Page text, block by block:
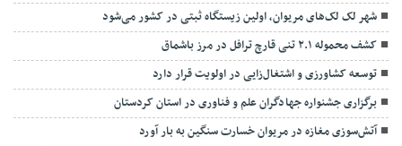
شهر لک لک‌های مریوان، اولین زیستگاه ثبتی در کشور می‌شود
کشف محموله ۲.۱ تنی قارچ ترافل در مرز باشماق
توسعه کشاورزی و اشتغال‌زایی در اولویت قرار دارد
برگزاری جشنواره جهادگران علم و فناوری در استان کردستان
آتش‌سوزی مغازه در مریوان خسارت سنگین به بار آورد